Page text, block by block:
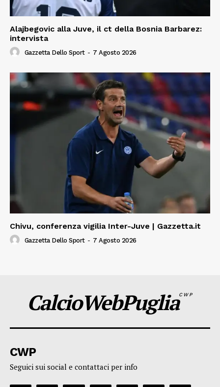
Alajbegovic alla Juve, il ct della Bosnia Barbarez:
intervista
Gazzetta Dello Sport - 7 Agosto 2026
Chivu, conferenza vigilia Inter-Juve | Gazzetta.it
Gazzetta Dello Sport - 7 Agosto 2026
CalcioWebPugliaCWP
CWP
Seguici sui social e contattaci per info